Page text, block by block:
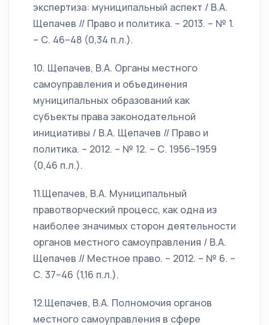
экспертиза: муниципальный аспект / В.А.
Щепачев // Право и политика. – 2013. – № 1.
– С. 46–48 (0,34 п.л.).
10. Щепачев, В.А. Органы местного
самоуправления и объединения
муниципальных образований как
субъекты права законодательной
инициативы / В.А. Щепачев // Право и
политика. – 2012. – № 12. – С. 1956–1959
(0,46 п.л.).
11.Щепачев, В.А. Муниципальный
правотворческий процесс, как одна из
наиболее значимых сторон деятельности
органов местного самоуправления / В.А.
Щепачев // Местное право. – 2012. – № 6. –
С. 37–46 (1,16 п.л.).
12.Щепачев, В.А. Полномочия органов
местного самоуправления в сфере